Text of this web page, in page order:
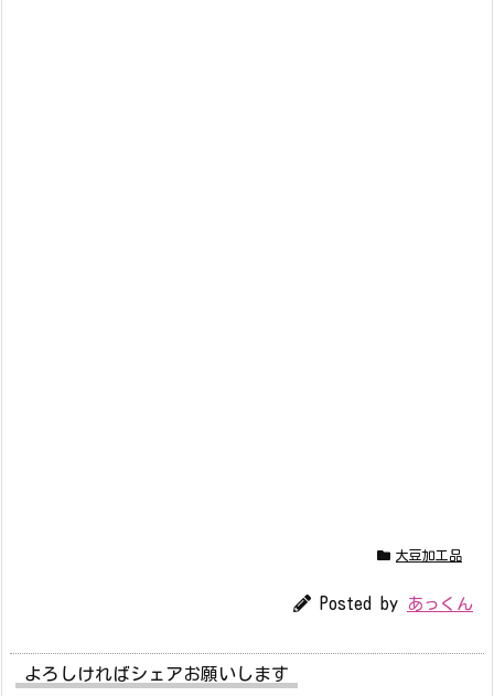
大豆加工品
Posted by あっくん
よろしければシェアお願いします